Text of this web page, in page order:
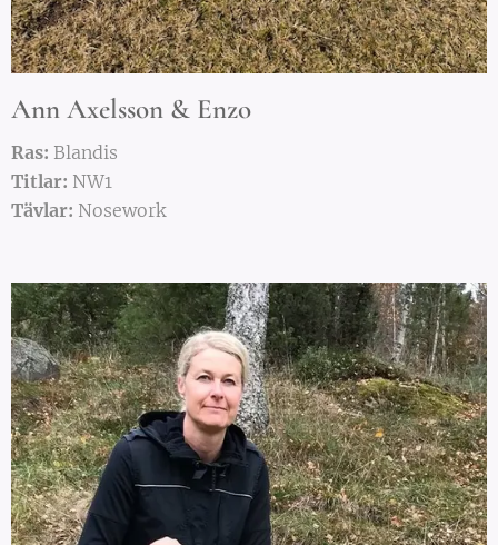
Ann Axelsson & Enzo
Ras: Blandis
Titlar: NW1
Tävlar: Nosework